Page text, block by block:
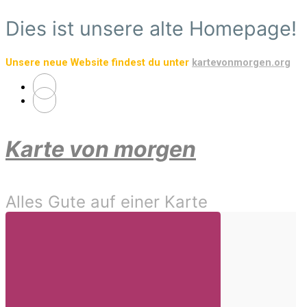
Zum
Hauptinhalt
Dies ist unsere alte Homepage!
Unsere neue Website findest du unter kartevonmorgen.org
Karte von morgen
Alles Gute auf einer Karte